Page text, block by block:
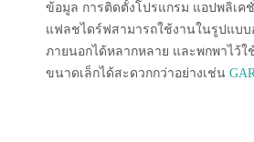
ข้อมูล การติดตั้งโปรแกรม แอปพลิเ
แฟลชไดร์ฟสามารถใช้งานในรูปแบ
ภายนอกได้หลากหลาย และพกพาไว้
ขนาดเล็กได้สะดวกกว่าอย่างเช่น